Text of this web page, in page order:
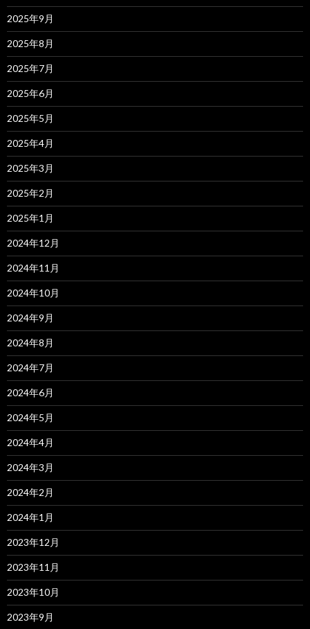
2025年9月
2025年8月
2025年7月
2025年6月
2025年5月
2025年4月
2025年3月
2025年2月
2025年1月
2024年12月
2024年11月
2024年10月
2024年9月
2024年8月
2024年7月
2024年6月
2024年5月
2024年4月
2024年3月
2024年2月
2024年1月
2023年12月
2023年11月
2023年10月
2023年9月